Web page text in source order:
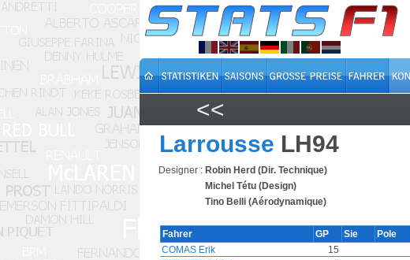
<<
Larrousse LH94
Designer : Robin Herd (Dir. Technique)
Michel Tétu (Design)
Tino Belli (Aérodynamique)
Fahrer GP Sie Pole
COMAS Erik
15